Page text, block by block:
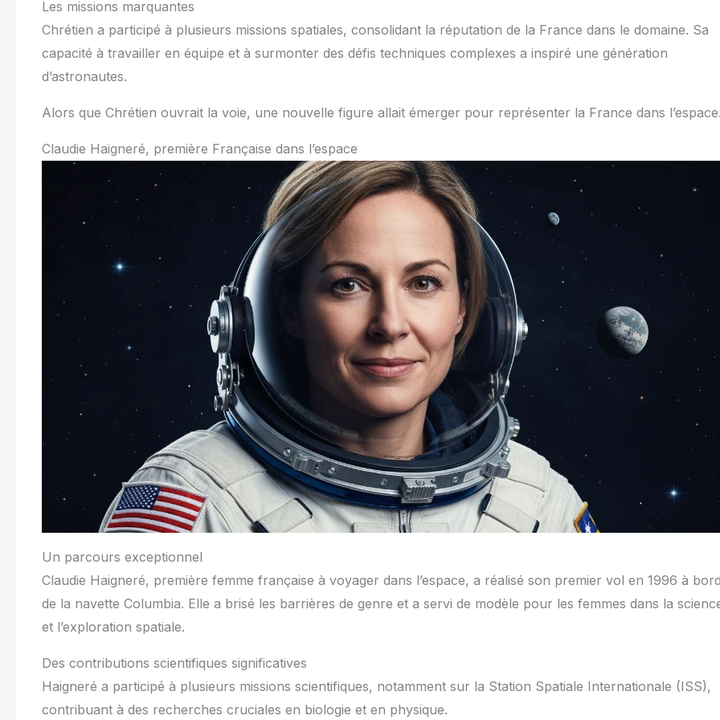
Les missions marquantes
Chrétien a participé à plusieurs missions spatiales, consolidant la réputation de la France dans le domaine. Sa
capacité à travailler en équipe et à surmonter des défis techniques complexes a inspiré une génération
d’astronautes.
Alors que Chrétien ouvrait la voie, une nouvelle figure allait émerger pour représenter la France dans
Claudie Haigneré, première Française dans l’espace
Un parcours exceptionnel
Claudie Haigneré, première femme française à voyager dans l’espace, a réalisé son premier vol en 1996 à
de la navette Columbia. Elle a brisé les barrières de genre et a servi de modèle pour les femmes dans la
et l’exploration spatiale.
Des contributions scientifiques significatives
Haigneré a participé à plusieurs missions scientifiques, notamment sur la Station Spatiale Internationale (ISS),
contribuant à des recherches cruciales en biologie et en physique.